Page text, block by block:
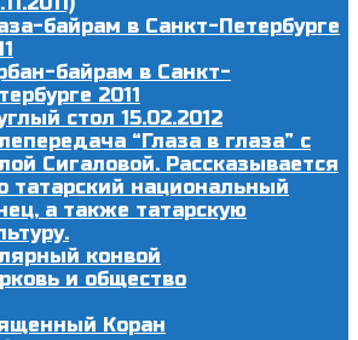
байрам в Санкт-Петербурге
байрам в Санкт-
2011
стол 15.02.2012
“Глаза в глаза” с
Сигаловой. Рассказывается
татарский национальный
а также татарскую
конвой
и общество
Коран